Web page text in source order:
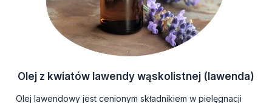
Olej z kwiatów lawendy wąskolistnej (lawenda)
Olej lawendowy jest cenionym składnikiem w pielęgnacji